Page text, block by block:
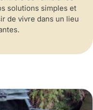
solutions simples et
de vivre dans un lieu